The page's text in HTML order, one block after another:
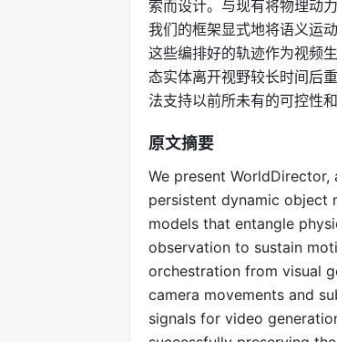
索而设计。与现有将物理动
我们的框架显式地将语义运
这些编排好的轨迹作为视频
态实体离开视野较长时间后
法支持以前所未有的可控性
原文摘要
We present
persistent dynamic object
models that entangle
observation to sustain
orchestration from visual
camera movements and
signals for video